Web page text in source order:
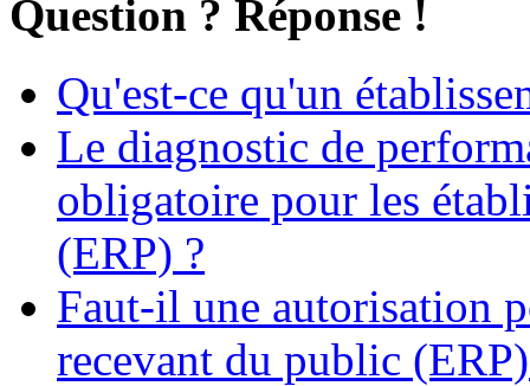
Question ? Réponse !
Qu'est-ce qu'un
Le diagnostic de
obligatoire pour les
(ERP) ?
Faut-il une autorisation
recevant du public